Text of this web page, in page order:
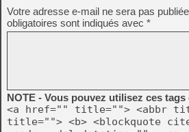
Votre adresse e-mail ne sera pas
obligatoires sont indiqués avec *
NOTE - Vous pouvez utilisez ces
<a href="" title=""> <abbr
title=""> <b> <blockquote